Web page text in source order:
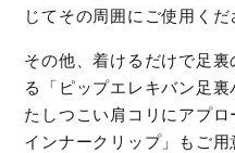
じてその周囲にご使用くだ
その他、着けるだけで足
る「ピップエレキバン足
たしつこい肩コリにアプ
インナークリップ」もご用